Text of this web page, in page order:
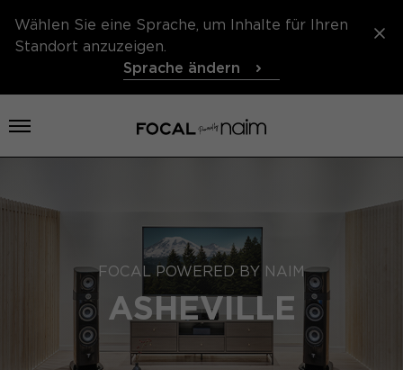
Wählen Sie eine Sprache, um Inhalte für Ihren
Standort anzuzeigen.
Sprache ändern
Menü öffnen
FOCAL POWERED BY NAIM
ASHEVILLE